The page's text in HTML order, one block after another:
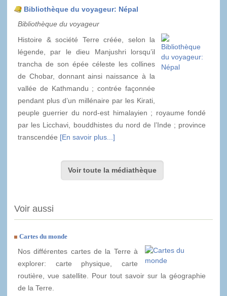
Bibliothèque du voyageur: Népal
Bibliothèque du voyageur
Histoire & société Terre créée, selon la
légende, par le dieu Manjushri lorsqu’il
trancha de son épée céleste les collines
de Chobar, donnant ainsi naissance à la
vallée de Kathmandu ; contrée façonnée
pendant plus d’un millénaire par les Kirati,
peuple guerrier du nord-est himalayien ; royaume fondé
par les Licchavi, bouddhistes du nord de l’Inde ; province
transcendée [En savoir plus...]
Voir toute la médiathèque
Voir aussi
Cartes du monde
Nos différentes cartes de la Terre à
explorer: carte physique, carte
routière, vue satellite. Pour tout savoir sur la géographie
de la Terre.